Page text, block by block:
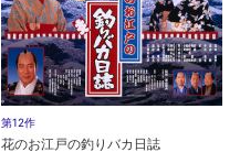
第12作
花のお江戸の釣りバカ日誌